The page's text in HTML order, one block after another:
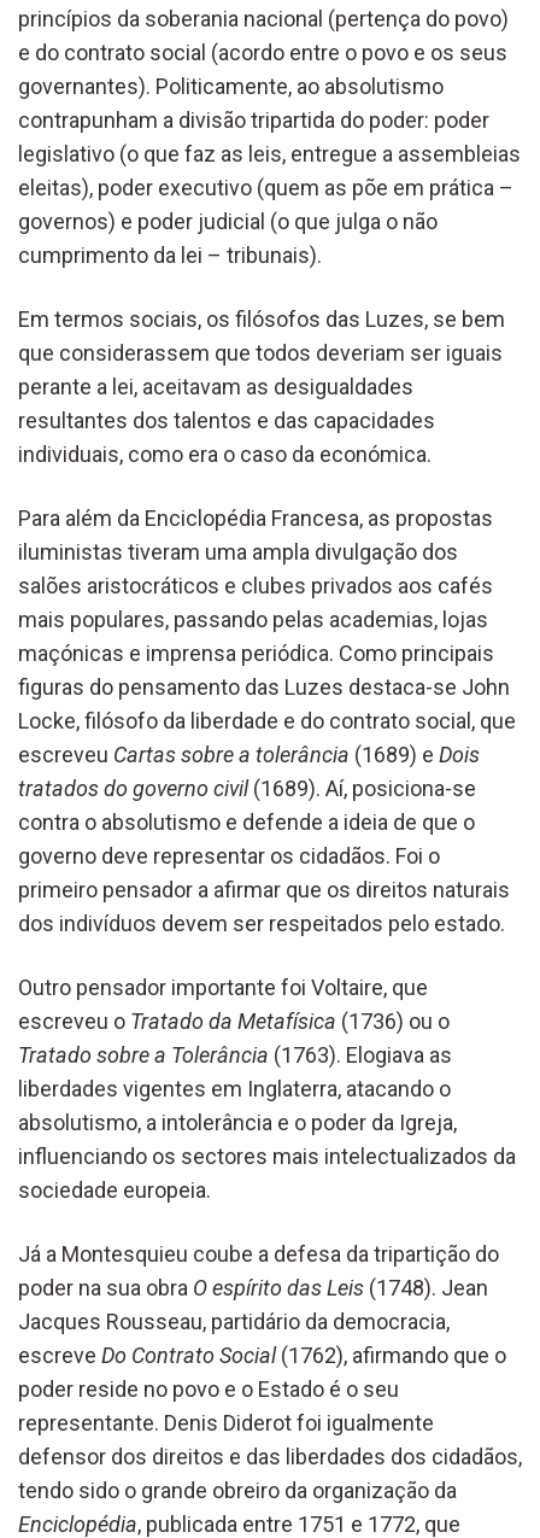
princípios da soberania nacional (pertença do povo)
e do contrato social (acordo entre o povo e os seus
governantes). Politicamente, ao absolutismo
contrapunham a divisão tripartida do poder: poder
legislativo (o que faz as leis, entregue a assembleias
eleitas), poder executivo (quem as põe em prática –
governos) e poder judicial (o que julga o não
cumprimento da lei – tribunais).
Em termos sociais, os filósofos das Luzes, se bem
que considerassem que todos deveriam ser iguais
perante a lei, aceitavam as desigualdades
resultantes dos talentos e das capacidades
individuais, como era o caso da económica.
Para além da Enciclopédia Francesa, as propostas
iluministas tiveram uma ampla divulgação dos
salões aristocráticos e clubes privados aos cafés
mais populares, passando pelas academias, lojas
maçónicas e imprensa periódica. Como principais
figuras do pensamento das Luzes destaca-se John
Locke, filósofo da liberdade e do contrato social, que
escreveu Cartas sobre a tolerância (1689) e Dois
tratados do governo civil(1689). Aí, posiciona-se
contra o absolutismo e defende a ideia de que o
governo deve representar os cidadãos. Foi o
primeiro pensador a afirmar que os direitos naturais
dos indivíduos devem ser respeitados pelo estado.
Outro pensador importante foi Voltaire, que
escreveu o Tratado da Metafísica (1736) ou o
Tratado sobre a Tolerância (1763). Elogiava as
liberdades vigentes em Inglaterra, atacando o
absolutismo, a intolerância e o poder da Igreja,
influenciando os sectores mais intelectualizados da
sociedade europeia.
Já a Montesquieu coube a defesa da tripartição do
poder na sua obra O espírito das Leis (1748). Jean
Jacques Rousseau, partidário da democracia,
escreve Do Contrato Social(1762), afirmando que o
poder reside no povo e o Estado é o seu
representante. Denis Diderot foi igualmente
defensor dos direitos e das liberdades dos cidadãos,
tendo sido o grande obreiro da organização da
Enciclopédia, publicada entre 1751 e 1772, que